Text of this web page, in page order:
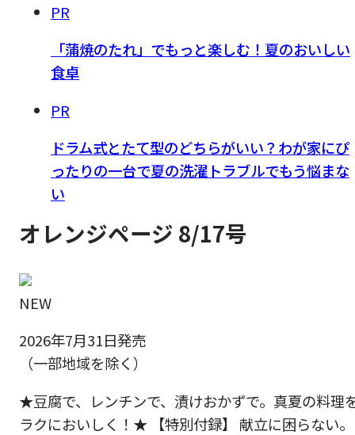
PR
「蒲焼のたれ」でもっと楽しむ！夏のおいしい
食卓
PR
ドラム式とたて型のどちらがいい？わが家にぴ
ったりの一台で夏の洗濯トラブルでもう悩まな
い
オレンジページ 8/17号
NEW
2026年7月31日発売
（一部地域を除く）
★豆腐で、レンチンで、漬けおかずで。真夏の料理
ラクにおいしく！★ 【特別付録】 献立に困らない。